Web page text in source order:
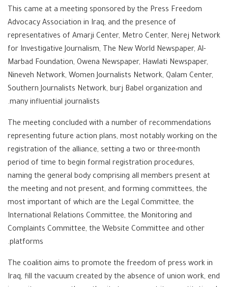
This came at a meeting sponsored by the Press Freedom
Advocacy Association in Iraq, and the presence of
representatives of Amarji Center, Metro Center, Nerej Network
for Investigative Journalism, The New World Newspaper, Al-
Marbad Foundation, Owena Newspaper, Hawlati Newspaper,
Nineveh Network, Women Journalists Network, Qalam Center,
Southern Journalists Network, burj Babel organization and
many influential journalists.
The meeting concluded with a number of recommendations
representing future action plans, most notably working on the
registration of the alliance, setting a two or three-month
period of time to begin formal registration procedures,
naming the general body comprising all members present at
the meeting and not present, and forming committees, the
most important of which are the Legal Committee, the
International Relations Committee, the Monitoring and
Complaints Committee, the Website Committee and other
platforms.
The coalition aims to promote the freedom of press work in
Iraq, fill the vacuum created by the absence of union work, end